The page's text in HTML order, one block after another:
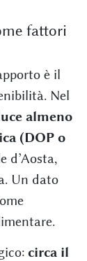
fattori
è il
Nel
almeno
(DOP o
d’Aosta,
Un dato
circa il